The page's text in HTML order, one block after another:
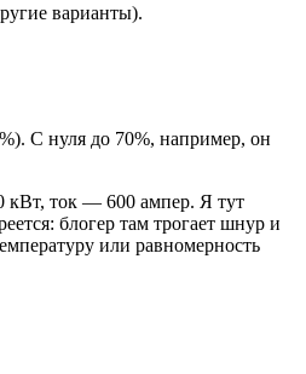
варианты).
С нуля до 70%, например, он
кВт, ток — 600 ампер. Я тут
блогер там трогает шнур и
или равномерность